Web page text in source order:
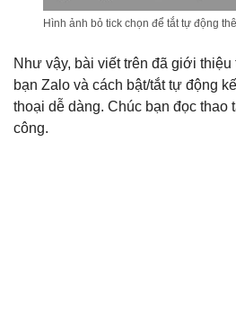
Hình ảnh bỏ tick chọn để tắt tự động
Như vậy, bài viết trên đã giới
bạn Zalo và cách bật/tắt tự động
thoại dễ dàng. Chúc bạn đọc thao
công.